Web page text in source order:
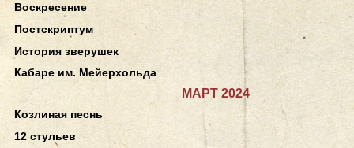
Воскресение
Постскриптум
История зверушек
Кабаре им. Мейерхольда
МАРТ 2024
Козлиная песнь
12 стульев